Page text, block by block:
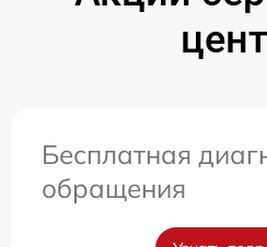
Бесплатная
обращения